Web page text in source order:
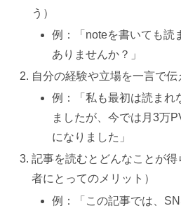
う）
例：「noteを書いても読
ありませんか？」
自分の経験や立場を一言で伝
例：「私も最初は読まれ
ましたが、今では月3万
になりました」
記事を読むとどんなことが
者にとってのメリット）
例：「この記事では、